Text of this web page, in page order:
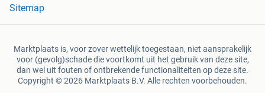
Sitemap
Marktplaats is, voor zover wettelijk toegestaan, niet aansprakelijk
voor (gevolg)schade die voortkomt uit het gebruik van deze site,
dan wel uit fouten of ontbrekende functionaliteiten op deze site.
Copyright © 2026 Marktplaats B.V. Alle rechten voorbehouden.